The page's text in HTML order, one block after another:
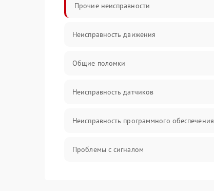
Прочие неисправности
Неисправность движения
Общие поломки
Неисправность датчиков
Неисправность программного обеспечения
Проблемы с сигналом